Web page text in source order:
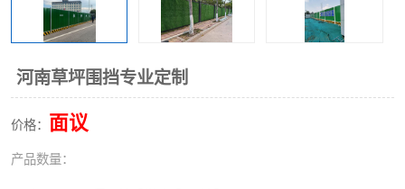
河南草坪围挡专业定制
价格： 面议
产品数量：